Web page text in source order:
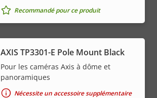
Recommandé pour ce produit
AXIS TP3301-E Pole Mount Black
Pour les caméras Axis à dôme et
panoramiques
Nécessite un accessoire supplémentaire